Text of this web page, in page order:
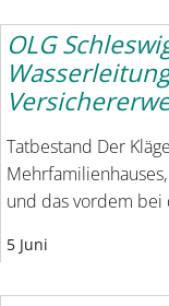
OLG
Tatbestand Der
und das vordem bei
5 Juni